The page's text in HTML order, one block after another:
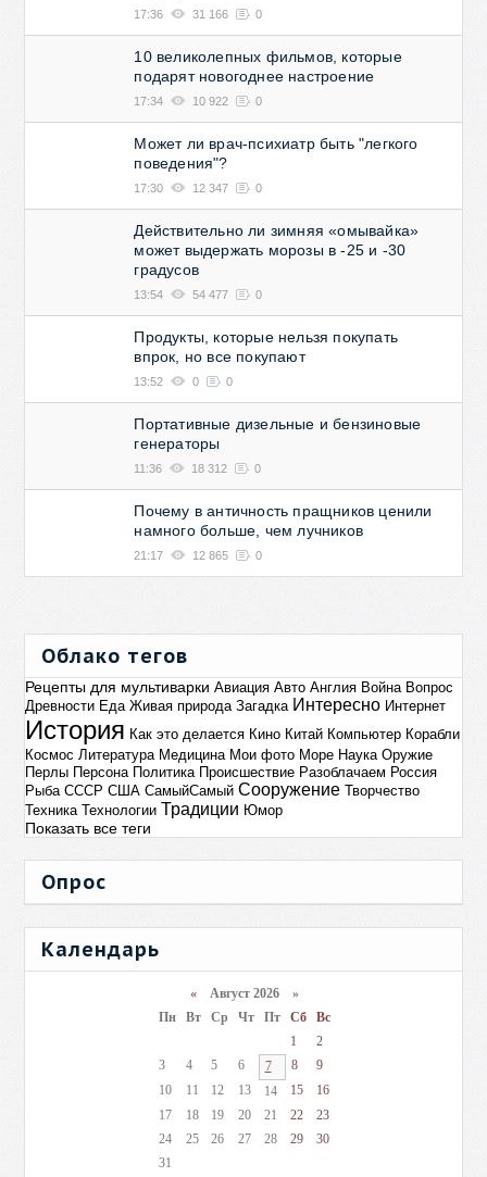
17:36 31 166 0
10 великолепных фильмов, которые
подарят новогоднее настроение
17:34 10 922 0
Может ли врач-психиатр быть "легкого
поведения"?
17:30 12 347 0
Действительно ли зимняя «омывайка»
может выдержать морозы в -25 и -30
градусов
13:54 54 477 0
Продукты, которые нельзя покупать
впрок, но все покупают
13:52 0 0
Портативные дизельные и бензиновые
генераторы
11:36 18 312 0
Почему в античность пращников ценили
намного больше, чем лучников
21:17 12 865 0
Облако тегов
Рецепты для мультиварки Авиация Авто Англия Война Вопрос
Древности Еда Живая природа Загадка Интересно Интернет
История Как это делается Кино Китай Компьютер Корабли
Космос Литература Медицина Мои фото Море Наука Оружие
Перлы Персона Политика Происшествие Разоблачаем Россия
Рыба СССР США СамыйСамый Сооружение Творчество
Техника Технологии Традиции Юмор
Показать все теги
Опрос
Календарь
«Август 2026 »
Пн
Вт Ср Чт Пт Сб
Вс
1
2
3
4 5 6 7 8
9
10
11 12 13 14 15
16
17
18 19 20 21 22
23
24
25 26 27 28 29
30
31